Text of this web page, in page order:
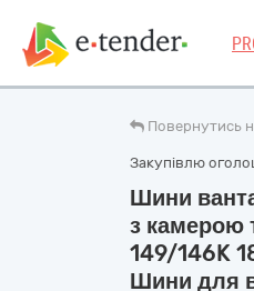
Повернутись
Закупівлю
Шини
з камерою
149/146K
Шини для